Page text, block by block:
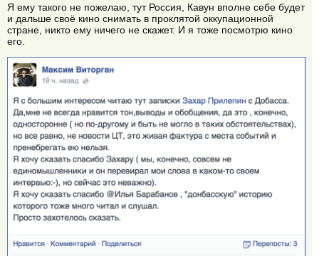
Я ему такого не пожелаю, тут Россия, Кавун вполне себе будет
и дальше своё кино снимать в проклятой оккупационной
стране, никто ему ничего не скажет. И я тоже посмотрю кино
его.